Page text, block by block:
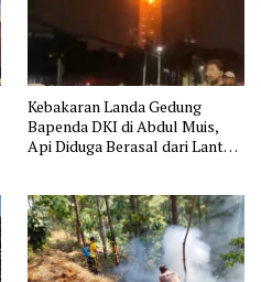
Kebakaran Landa Gedung
Bapenda DKI di Abdul Muis,
Api Diduga Berasal dari Lantai